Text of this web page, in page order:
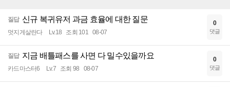
질답 신규 복귀유저 과금 효율에 대한 질문
멋지게살란다 Lv.18 조회 101 08-07
0
댓글
질답 지금 배틀패스를 사면 다 밀수있을까요
카드마스터6 Lv.7 조회 98 08-07
0
댓글